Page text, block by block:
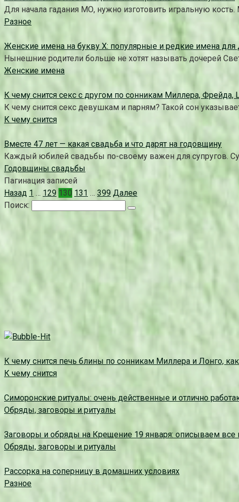
Для начала гадания МО, нужно изготовить игральную
Разное
Женские имена на букву Х: популярные и редкие имена для
Нынешние родители больше не хотят называть дочерей
Женские имена
К чему снится секс с другом по сонникам Миллера, Фрейда,
К чему снится секс девушкам и парням? Такой сон
К чему снится
Вместе 47 лет — какая свадьба и что дарят на годовщину
Каждый юбилей свадьбы по-своему важен для супругов.
Годовщины свадьбы
Пагинация записей
Назад 1 … 129 130 131 … 399 Далее
Поиск:
К чему снится печь блины по сонникам Миллера и Лонго,
К чему снится
Симоронские ритуалы: очень действенные и отлично
Обряды, заговоры и ритуалы
Заговоры и обряды на Крещение 19 января: описываем
Обряды, заговоры и ритуалы
Рассорка на соперницу в домашних условиях
Разное